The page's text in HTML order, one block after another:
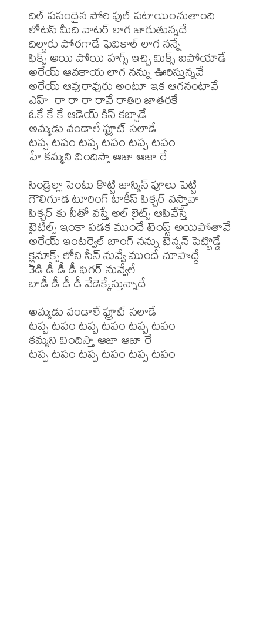
దిల్ పసందైన పోరి ఫుల్ పటాయించుతాంది
లోటస్ మీది వాటర్ లాగ జారుతున్నదే
దిల్దారు పోరగాడే ఫెవికాల్ లాగ నన్నే
ఫిక్స్ అయి పోయి హగ్స్ ఇచ్చి మిక్స్ ఐపోయాడే
అరేయ్ ఆవకాయ లాగ నన్ను ఊరిస్తున్నవే
అరేయ్ ఆవురావురు అంటూ ఇక ఆగనంటావే
ఎహ్  రా రా రా రావే రాతిరి జాతరకే
ఓకే కే కే ఆడెయ్ కిస్ కబ్బాడే
అమ్మడు వండాలే ఫ్రూట్ సలాడే
టప్ప టపం టప్ప టపం టప్ప టపం
హే కమ్మని విందిస్తా ఆజా ఆజా రే
సిండ్రెల్లా సెంటు కొట్టి జాస్మిన్ పూలు పెట్టి
గౌలిగూడ టూరింగ్ టాకీస్ పిక్చర్ వస్తావా
పిక్చర్ కు నీతో వస్తే అల్ లైట్స్ ఆపివేస్తే
టైటిల్స్ ఇంకా పడక ముందే టెంప్ట్ అయిపోతావే
అరేయ్ ఇంటర్వెల్ బాంగ్ నన్ను టెన్షన్ పెట్టొడ్డే
క్లైమాక్స్ లోని సీన్ నువ్వే ముందే చూపొద్దే
3డి డీ డీ డీ ఫిగర్ నువ్వేలే
బాడీ డీ డీ డీ వేడెక్కేస్తున్నాదే
అమ్మడు వండాలే ఫ్రూట్ సలాడే
టప్ప టపం టప్ప టపం టప్ప టపం
కమ్మని విందిస్తా ఆజా ఆజా రే
టప్ప టపం టప్ప టపం టప్ప టపం